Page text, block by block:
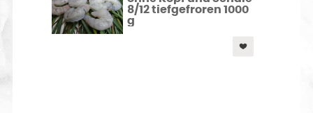
8/12 tiefgefroren 1000
g